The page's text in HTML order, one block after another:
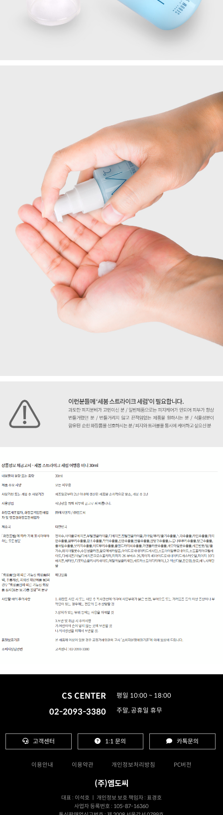
CS CENTER
02-2093-3380
평일 10:00 ~ 18:00
주말, 공휴일 휴무
고객센터 1:1 문의 카톡문의
이용안내 이용약관 개인정보처리방침 PC버전
(주)엠도씨
대표 : 이석호 ㅣ 개인정보 보호 책임자 : 표경호
사업자 등록번호 : 105-87-16360